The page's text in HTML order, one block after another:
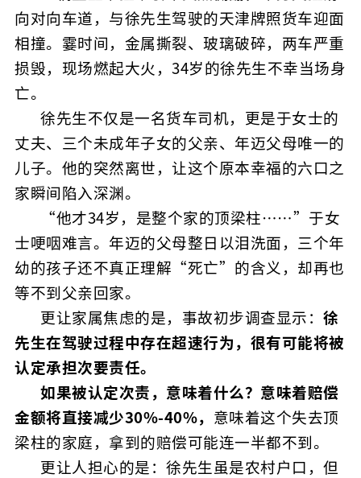
向对向车道，与徐先生驾驶的天津牌照货车迎面
相撞。霎时间，金属撕裂、玻璃破碎，两车严重
损毁，现场燃起大火，34岁的徐先生不幸当场身
亡。
徐先生不仅是一名货车司机，更是于女士的
丈夫、三个未成年子女的父亲、年迈父母唯一的
儿子。他的突然离世，让这个原本幸福的六口之
家瞬间陷入深渊。
“他才34岁，是整个家的顶梁柱……”于女
士哽咽难言。年迈的父母整日以泪洗面，三个年
幼的孩子还不真正理解“死亡”的含义，却再也
等不到父亲回家。
更让家属焦虑的是，事故初步调查显示： 徐
先生在驾驶过程中存在超速行为，很有可能将被
认定承担次要责任。
如果被认定次责，意味着什么？意味着赔偿
金额将直接减少30%-40%， 意味着这个失去顶
梁柱的家庭，拿到的赔偿可能连一半都不到。
更让人担心的是：徐先生虽是农村户口，但